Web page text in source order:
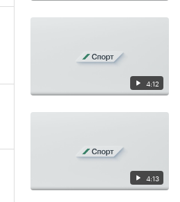
4:12
4:13